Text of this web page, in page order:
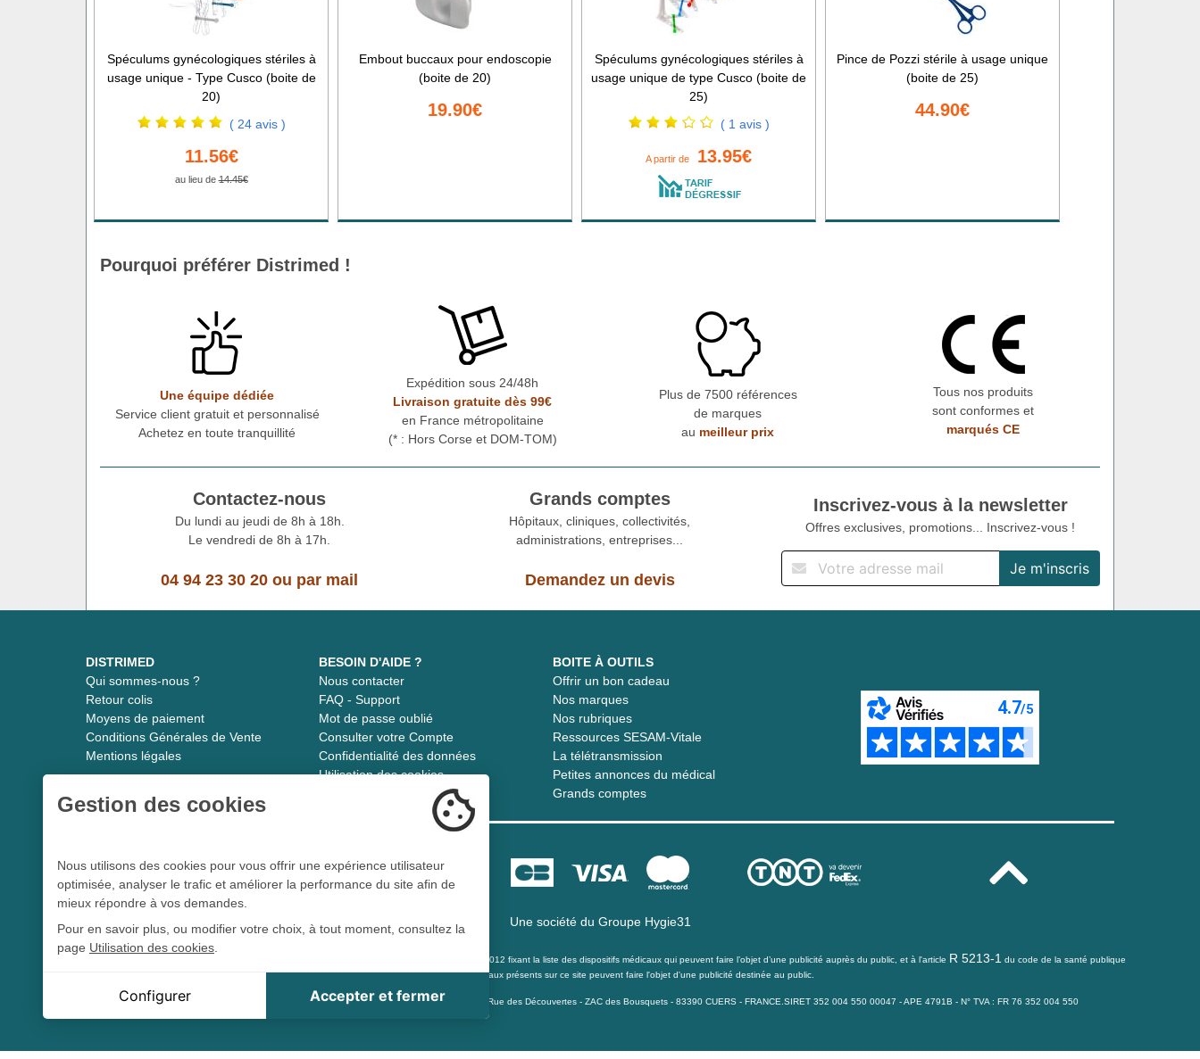
Spéculums gynécologiques stériles à
usage unique - Type Cusco (boite de
20)
( 24 avis )
11.56€
au lieu de14.45€
Embout buccaux pour endoscopie
(boite de 20)
19.90€
Spéculums gynécologiques stériles à
usage unique de type Cusco (boite de
25)
( 1 avis )
A partir de 13.95€
Pince de Pozzi stérile à usage unique
(boite de 25)
44.90€
Pourquoi préférer Distrimed !
Une équipe dédiée
Service client gratuit et personnalisé
Achetez en toute tranquillité
Expédition sous 24/48h
Livraison gratuite dès 99€
en France métropolitaine
(* : Hors Corse et DOM-TOM)
Plus de 7500 références
de marques
au meilleur prix
Tous nos produits
sont conformes et
marqués CE
Contactez-nous
Du lundi au jeudi de 8h à 18h.
Le vendredi de 8h à 17h.
04 94 23 30 20 ou par mail
Grands comptes
Hôpitaux, cliniques, collectivités,
administrations, entreprises...
Demandez un devis
Inscrivez-vous à la newsletter
Offres exclusives, promotions... Inscrivez-vous !
DISTRIMED
Qui sommes-nous ?
Retour colis
Moyens de paiement
Conditions Générales de Vente
Mentions légales
BESOIN D'AIDE ?
Nous contacter
FAQ - Support
Mot de passe oublié
Consulter votre Compte
Confidentialité des données
Utilisation des cookies
BOITE À OUTILS
Offrir un bon cadeau
Nos marques
Nos rubriques
Ressources SESAM-Vitale
La télétransmission
Petites annonces du médical
Grands comptes
Distrimed.com 1989 - 2026
Le spécialiste du matériel médical
Une société du Groupe Hygie31
L 5213-3 du code de la santé publique et à l’arrêté du 21 décembre 2012 fixant la liste des dispositifs médicaux qui peuvent faire l’objet d’une publicité auprès du public, et à l'article R 5213-1 du code de la santé publique
tous les dispositifs médicaux présents sur ce site peuvent faire l'objet d'une publicité destinée au public.
Distrimed.com est un service de la société Distrimed SAS au capital de 40 000 Euro - 15 Rue des Découvertes - ZAC des Bousquets - 83390 CUERS - FRANCE.SIRET 352 004 550 00047 - APE 4791B - N° TVA : FR 76 352 004 550
Gestion des cookies
Nous utilisons des cookies pour vous offrir une expérience utilisateur
optimisée, analyser le trafic et améliorer la performance du site afin de
mieux répondre à vos demandes.
Pour en savoir plus, ou modifier votre choix, à tout moment, consultez la
page Utilisation des cookies
Cookie de session, indispensable à la navigation sur le site
d'identification infuctueuses
Configurer Accepter et fermer